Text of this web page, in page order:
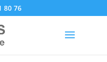
80 76